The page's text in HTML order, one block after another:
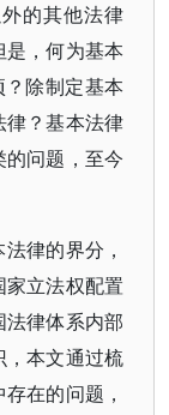
的其他法律
是，何为基本
除制定基本
？基本法律
问题，至今
律的界分，
立法权配置
律体系内部
本文通过梳
在的问题，